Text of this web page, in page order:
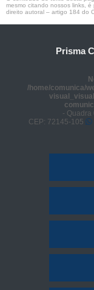
mesmo citando nossos links,
direito autoral – artigo 184 do
Prisma
/home/comunica/
- Quadra
CEP: 72145-105